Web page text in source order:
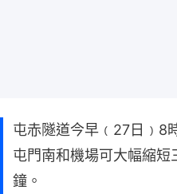
屯赤隧道今早﹙27日﹚8
屯門南和機場可大幅縮短
鐘。